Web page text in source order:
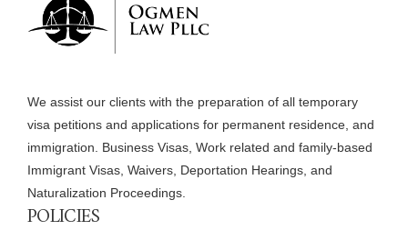
We assist our clients with the preparation of all temporary
visa petitions and applications for permanent residence, and
immigration. Business Visas, Work related and family-based
Immigrant Visas, Waivers, Deportation Hearings, and
Naturalization Proceedings.
POLICIES